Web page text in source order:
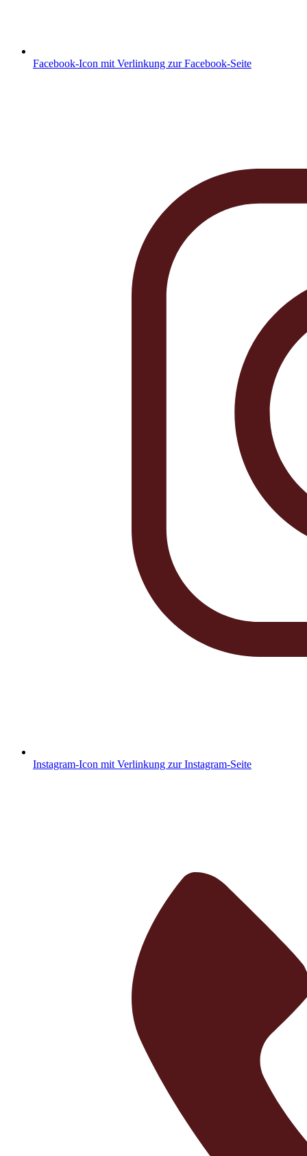
Facebook-Icon mit Verlinkung zur Facebook-Seite
Instagram-Icon mit Verlinkung zur Instagram-Seite